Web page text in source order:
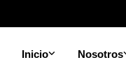
Inicio Nosotros